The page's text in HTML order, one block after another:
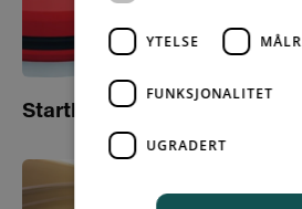
Starthjelp ved bruk av
YTELSE
FUNKSJONALITET
UGRADERT